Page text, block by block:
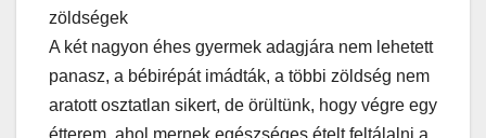
zöldségek
A két nagyon éhes gyermek adagjára nem lehetett
panasz, a bébirépát imádták, a többi zöldség nem
aratott osztatlan sikert, de örültünk, hogy végre egy